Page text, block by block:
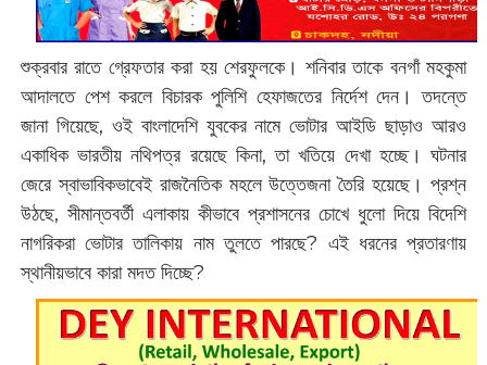
শুক্রবার রাতে গ্রেফতার করা হয় শেরফুলকে। শনিবার তাকে বনগাঁ মহকুমা
আদালতে পেশ করলে বিচারক পুলিশি হেফাজতের নির্দেশ দেন। তদন্তে
জানা গিয়েছে, ওই বাংলাদেশি যুবকের নামে ভোটার আইডি ছাড়াও আরও
একাধিক ভারতীয় নথিপত্র রয়েছে কিনা, তা খতিয়ে দেখা হচ্ছে। ঘটনার
জেরে স্বাভাবিকভাবেই রাজনৈতিক মহলে উত্তেজনা তৈরি হয়েছে। প্রশ্ন
উঠছে, সীমান্তবর্তী এলাকায় কীভাবে প্রশাসনের চোখে ধুলো দিয়ে বিদেশি
নাগরিকরা ভোটার তালিকায় নাম তুলতে পারছে? এই ধরনের প্রতারণায়
স্থানীয়ভাবে কারা মদত দিচ্ছে?